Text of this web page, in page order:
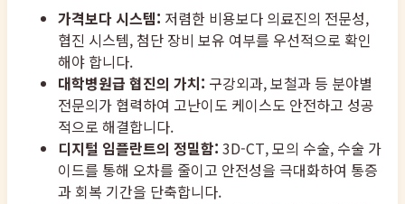
가격보다 시스템: 저렴한 비용보다 의료진의 전문성,
협진 시스템, 첨단 장비 보유 여부를 우선적으로 확인
해야 합니다.
대학병원급 협진의 가치: 구강외과, 보철과 등 분야별
전문의가 협력하여 고난이도 케이스도 안전하고 성공
적으로 해결합니다.
디지털 임플란트의 정밀함: 3D-CT, 모의 수술, 수술 가
이드를 통해 오차를 줄이고 안전성을 극대화하여 통증
과 회복 기간을 단축합니다.